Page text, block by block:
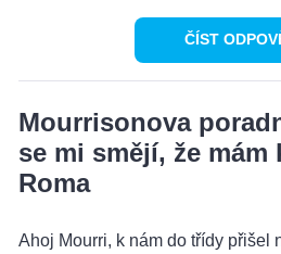
ČÍST
Mourrisonova
se mi smějí, že mám
Roma
Ahoj Mourri, k nám do třídy přišel